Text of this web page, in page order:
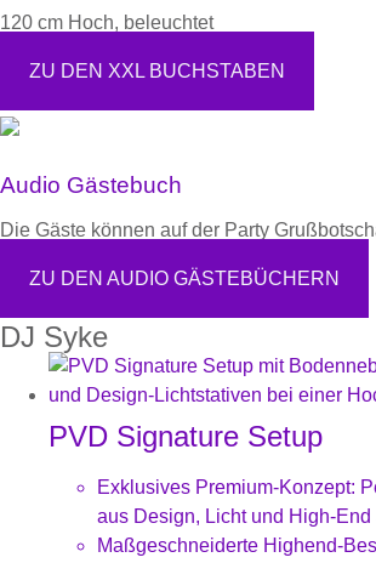
120 cm Hoch, beleuchtet
ZU DEN XXL BUCHSTABEN
Audio Gästebuch
Die Gäste können auf der Party
ZU DEN AUDIO GÄSTEBÜCHERN
DJ Syke
PVD Signature Setup
Exklusives Premium-Konzept:
aus Design, Licht und High-End
Maßgeschneiderte Highend-